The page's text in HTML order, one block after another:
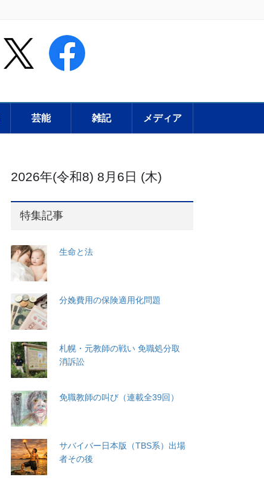
芸能 雑記 メディア
2026年(令和8) 8月6日 (木)
特集記事
生命と法
分娩費用の保険適用化問題
札幌・元教師の戦い 免職処分取
消訴訟
免職教師の叫び（連載全39回）
サバイバー日本版（TBS系）出場
者その後